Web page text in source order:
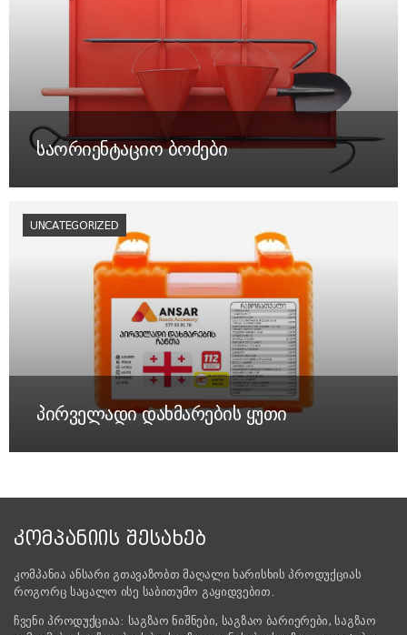
საორიენტაციო ბოძები
პირველადი დახმარების ყუთი
UNCATEGORIZED
ᲙᲝᲛᲞᲐᲜᲘᲘᲡ ᲨᲔᲡᲐᲮᲔᲑ
კომპანია ანსარი გთავაზობთ მაღალი ხარისხის პროდუქციას
როგორც საცალო ისე საბითუმო გაყიდვებით.
ჩვენი პროდუქციაა: საგზაო ნიშნები, საგზაო ბარიერები, საგზაო